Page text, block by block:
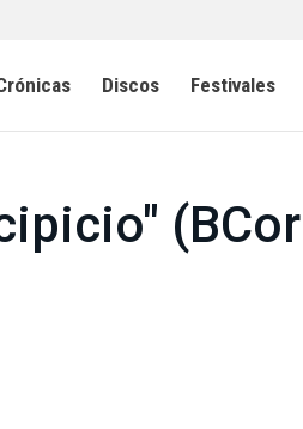
Discos Festivales